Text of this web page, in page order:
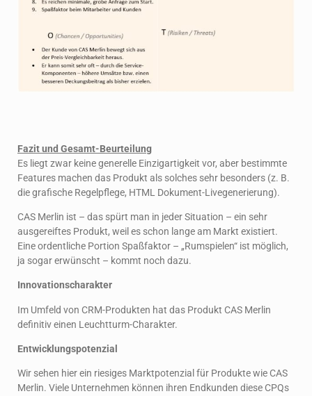
Fazit und Gesamt-Beurteilung
Es liegt zwar keine generelle Einzigartigkeit vor, aber bestimmte
Features machen das Produkt als solches sehr besonders (z. B.
die grafische Regelpflege, HTML Dokument-Livegenerierung).
CAS Merlin ist – das spürt man in jeder Situation – ein sehr
ausgereiftes Produkt, weil es schon lange am Markt existiert.
Eine ordentliche Portion Spaßfaktor – „Rumspielen“ ist möglich,
ja sogar erwünscht – kommt noch dazu.
Innovationscharakter
Im Umfeld von CRM-Produkten hat das Produkt CAS Merlin
definitiv einen Leuchtturm-Charakter.
Entwicklungspotenzial
Wir sehen hier ein riesiges Marktpotenzial für Produkte wie CAS
Merlin. Viele Unternehmen können ihren Endkunden diese CPQs